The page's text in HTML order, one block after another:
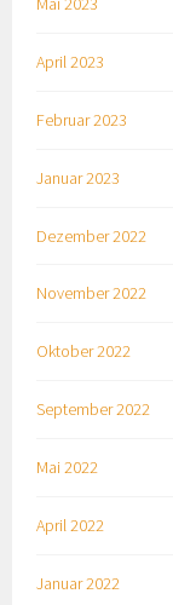
April 2023
Februar 2023
Januar 2023
Dezember 2022
November 2022
Oktober 2022
September 2022
Mai 2022
April 2022
Januar 2022